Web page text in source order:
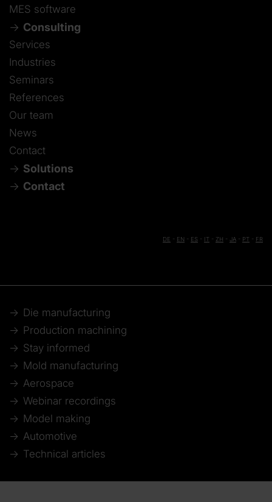
MES software
Consulting
Services
Industries
Seminars
References
Our team
News
Contact
Solutions
Contact
DE EN ES IT ZH JA PT FR
Die manufacturing
Production machining
Stay informed
Mold manufacturing
Aerospace
Webinar recordings
Model making
Automotive
Technical articles